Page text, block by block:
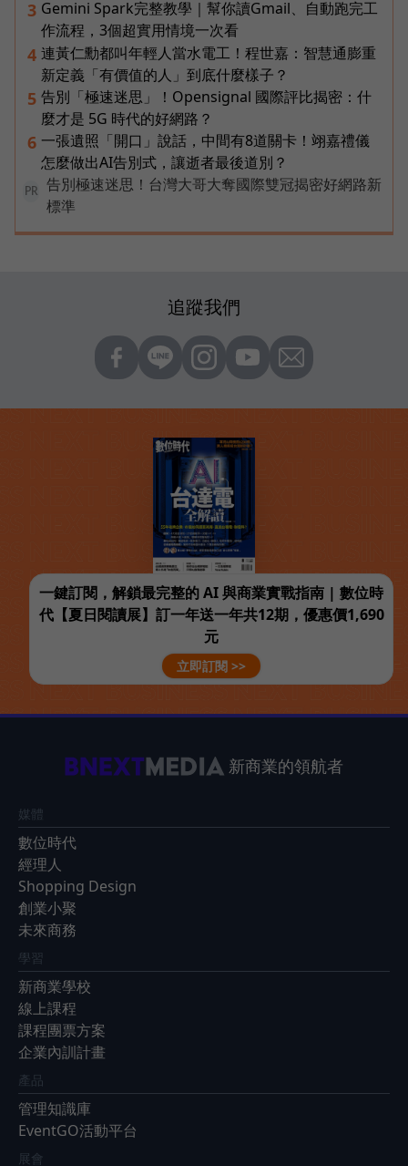
3 Gemini Spark完整教學｜幫你讀Gmail、自動跑完工
作流程，3個超實用情境一次看
4 連黃仁勳都叫年輕人當水電工！程世嘉：智慧通膨重
新定義「有價值的人」到底什麼樣子？
5 告別「極速迷思」！Opensignal 國際評比揭密：什
麼才是 5G 時代的好網路？
6 一張遺照「開口」說話，中間有8道關卡！翊嘉禮儀
怎麼做出AI告別式，讓逝者最後道別？
PR
告別極速迷思！台灣大哥大奪國際雙冠揭密好網路新
標準
追蹤我們
一鍵訂閱，解鎖最完整的 AI 與商業實戰指南 | 數位時
代【夏日閱讀展】訂一年送一年共12期，優惠價1,690
元
立即訂閱 >>
新商業的領航者
媒體
數位時代
經理人
Shopping Design
創業小聚
未來商務
學習
新商業學校
線上課程
課程團票方案
企業內訓計畫
產品
管理知識庫
EventGO活動平台
展會